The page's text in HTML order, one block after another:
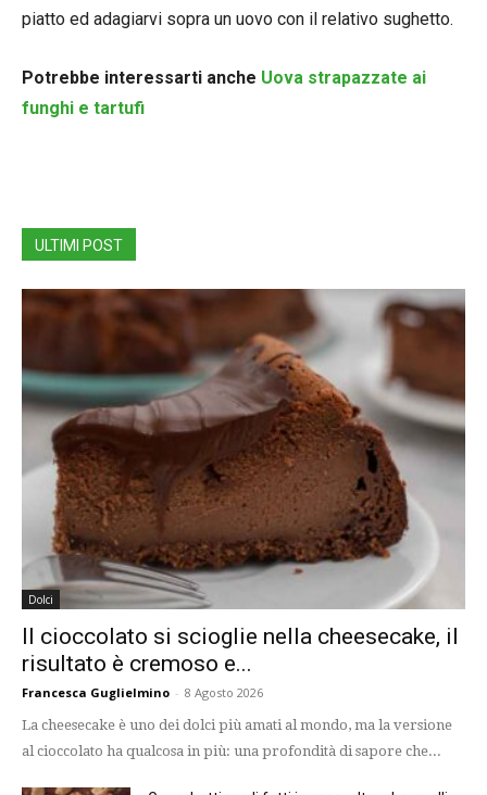
piatto ed adagiarvi sopra un uovo con il relativo sughetto.
Potrebbe interessarti anche Uova strapazzate ai
funghi e tartufi
ULTIMI POST
Dolci
Il cioccolato si scioglie nella cheesecake, il
risultato è cremoso e...
Francesca Guglielmino - 8 Agosto 2026
La cheesecake è uno dei dolci più amati al mondo, ma la versione
al cioccolato ha qualcosa in più: una profondità di sapore che...